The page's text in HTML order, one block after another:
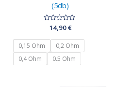
(5db)
Értékelés:
/
5
14,90€
0,15 Ohm
0,2 Ohm
0,4 Ohm
0.5 Ohm